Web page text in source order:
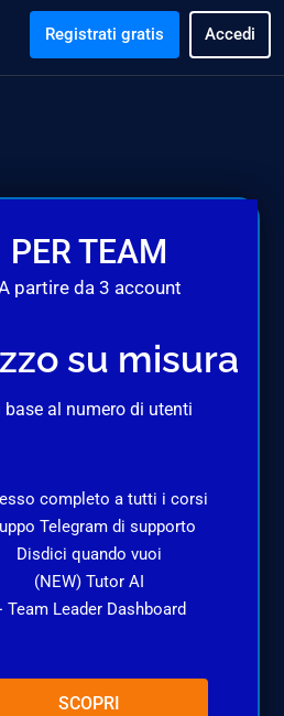
Registrati gratis Accedi
PER TEAM
partire da 3 account
su misura
base al numero di utenti
completo a tutti i corsi
Telegram di supporto
Disdici quando vuoi
(NEW) Tutor AI
Team Leader Dashboard
SCOPRI